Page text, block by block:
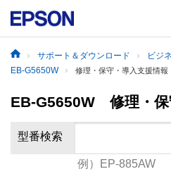
サポート＆ダウンロード
ビジ
EB-G5650W
修理・保守・導入支援情報
EB-G5650W 修理・保
型番検索
例）EP-885AW